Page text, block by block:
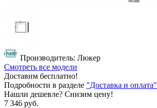
Производитель: Люкер
Смотреть все модели
Доставим бесплатно!
Подробности в разделе "Доставка и оплата"
Нашли дешевле? Снизим цену!
7 346 руб.